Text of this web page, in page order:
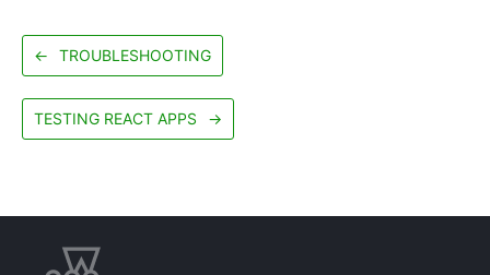
← TROUBLESHOOTING
TESTING REACT APPS →